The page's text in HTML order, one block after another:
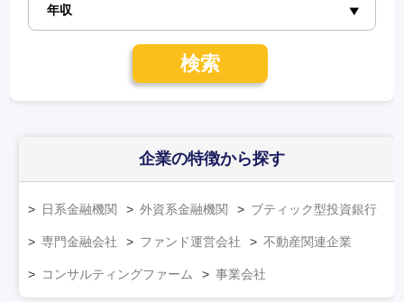
検索
企業の特徴から探す
日系金融機関 外資系金融機関 ブティック型投資銀行
専門金融会社 ファンド運営会社 不動産関連企業
コンサルティングファーム 事業会社